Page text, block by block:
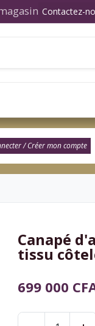
Contactez-
/ Créer mon compte​
Canapé
tissu
699 000